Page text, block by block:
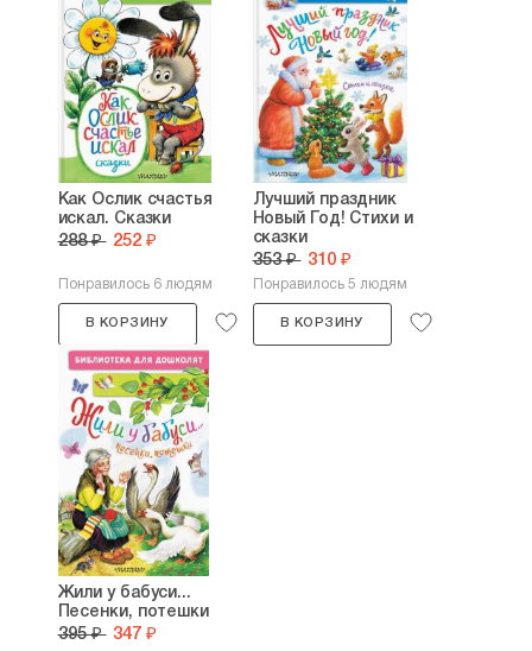
Как Ослик счастья
искал. Сказки
288 ₽ 252 ₽
Понравилось 6 людям
В КОРЗИНУ
Лучший праздник
Новый Год! Стихи и
сказки
353 ₽ 310 ₽
Понравилось 5 людям
В КОРЗИНУ
Жили у бабуси...
Песенки, потешки
395 ₽ 347 ₽